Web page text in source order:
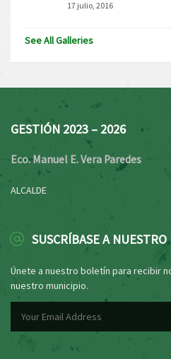
17 julio, 2016
See All Galleries
GESTIÓN 2023 – 2026
Eco. Manuel E. Vera Paredes
ALCALDE
SUSCRÍBASE A
Únete a nuestro boletín para recibir
nuestro municipio.